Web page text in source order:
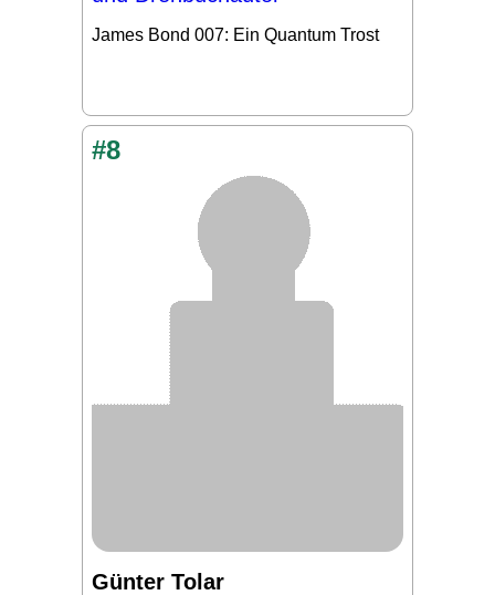
James Bond 007: Ein Quantum Trost
#8
Günter Tolar